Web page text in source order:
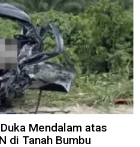
Mendalam atas
di Tanah Bumbu